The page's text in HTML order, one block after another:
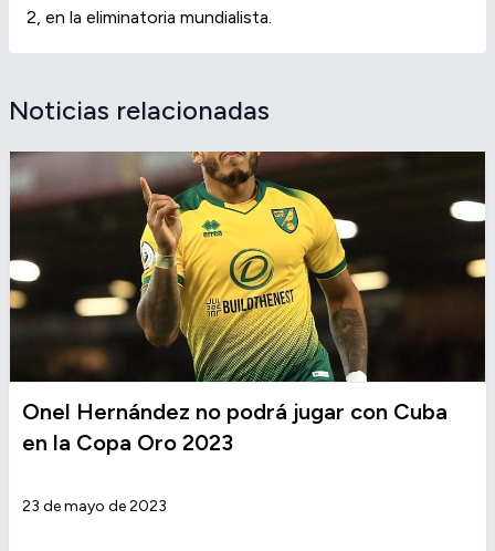
2, en la eliminatoria mundialista.
Noticias relacionadas
Onel Hernández no podrá jugar con Cuba
en la Copa Oro 2023
23 de mayo de 2023